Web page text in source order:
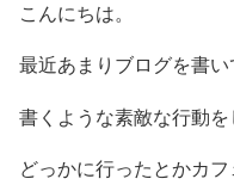
こんにちは。
最近あまりブログを書い
書くような素敵な行動を
どっかに行ったとかカ